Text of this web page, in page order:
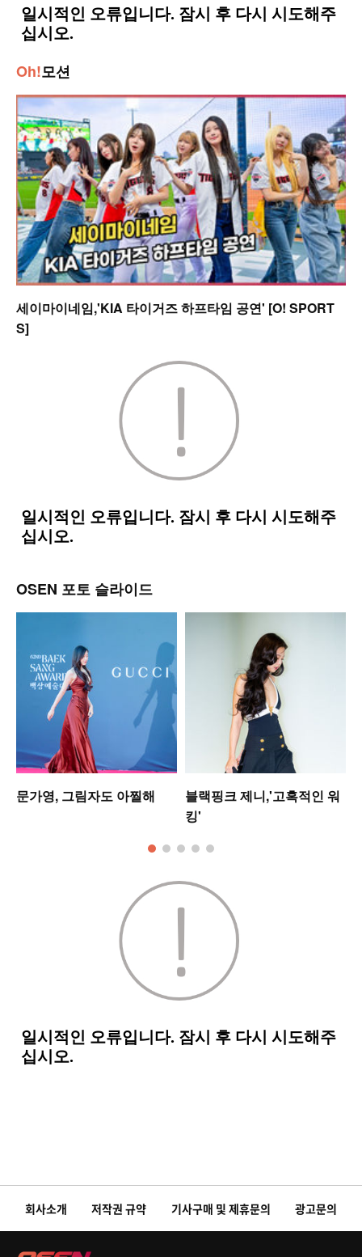
Oh!모션
세이마이네임,'KIA 타이거즈 하프타임 공연' [O! SPORT
S]
OSEN 포토 슬라이드
문가영, 그림자도 아찔해
블랙핑크 제니,'고혹적인 워
킹'
회사소개 저작권 규약 기사구매 및 제휴문의 광고문의